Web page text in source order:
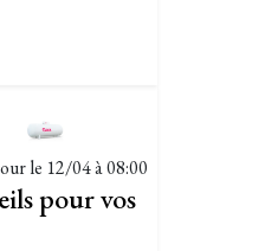
le 12/04 à 08:00
pour vos